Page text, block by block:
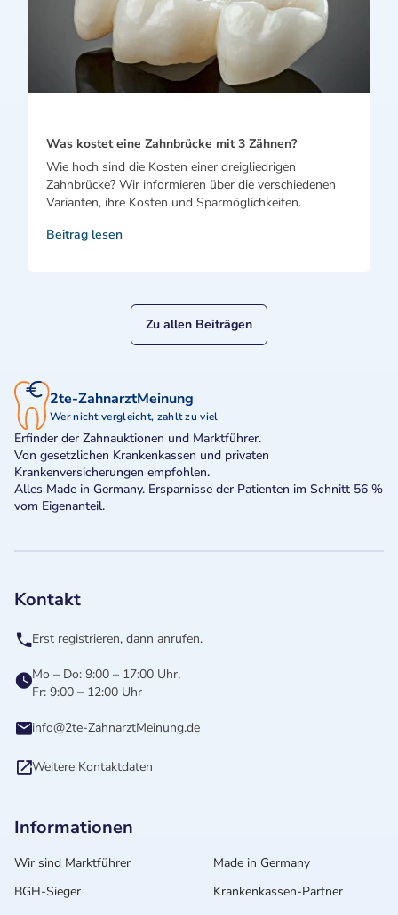
Was kostet eine Zahnbrücke mit 3 Zähnen?
Wie hoch sind die Kosten einer dreigliedrigen
Zahnbrücke? Wir informieren über die verschiedenen
Varianten, ihre Kosten und Sparmöglichkeiten.
Beitrag lesen
Zu allen Beiträgen
2te-ZahnarztMeinung
Wer nicht vergleicht, zahlt zu viel
Erfinder der Zahnauktionen und Marktführer.
Von gesetzlichen Krankenkassen und privaten
Krankenversicherungen empfohlen.
Alles Made in Germany. Ersparnisse der Patienten im Schnitt 56 %
vom Eigenanteil.
Kontakt
Erst registrieren, dann anrufen.
Mo – Do: 9:00 – 17:00 Uhr,
Fr: 9:00 – 12:00 Uhr
info@2te-ZahnarztMeinung.de
Weitere Kontaktdaten
Informationen
Wir sind Marktführer
Made in Germany
BGH-Sieger
Krankenkassen-Partner